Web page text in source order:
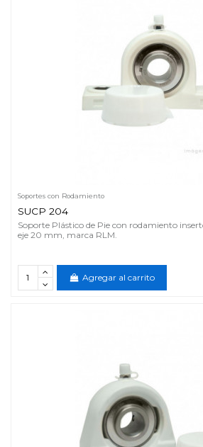
Soportes con Rodamiento
SUCP 204
Soporte Plástico de Pie con rodamiento
eje 20 mm, marca RLM.
Agregar al carrito